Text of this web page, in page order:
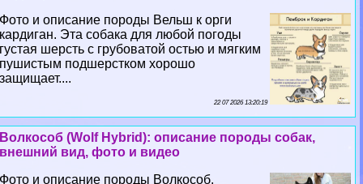
Фото и описание породы Вельш к opги
кардиган. Эта собака для любой погоды
густая шерсть с грубоватой остью и мягким
пушистым подшерстком хорошо
защищает....
22 07 2026 13:20:19
Волкособ (Wolf Hybrid): описание породы собак,
внешний вид, фото и видео
Фото и описание породы Волкособ.